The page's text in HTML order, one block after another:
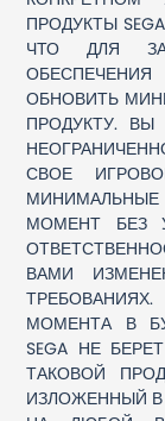
ПРОДУКТЫ
ЧТО ДЛЯ
ОБНОВИТЬ
ПРОДУКТУ. ВЫ
СВОЕ
МОМЕНТ БЕЗ
ВАМИ
МОМЕНТА В
SEGA НЕ
ТАКОВОЙ
ИЗЛОЖЕННЫЙ В